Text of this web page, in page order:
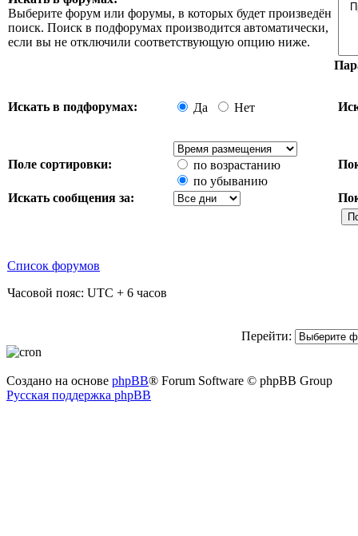
Выберите форум или форумы, в которых будет произведён
поиск. Поиск в подфорумах производится автоматически,
если вы не отключили соответствующую опцию ниже.
Искать в подфорумах: Да Нет
Поле сортировки:
по возрастанию
по убыванию
Искать сообщения за:
Список форумов
Часовой пояс: UTC + 6 часов
Перейти:
Создано на основе phpBB® Forum Software © phpBB Group
Русская поддержка phpBB